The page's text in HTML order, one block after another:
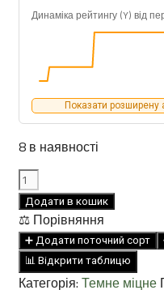
Динаміка рейтингу (Y) від
Показати розширену
8 в наявності
Vibrant
Coffee
IS
9.8°
330ml
кількість
Додати в кошик
⚖️ Порівняння
➕ Додати поточний сорт
📊 Відкрити таблицю
Категорія: Темне міцне